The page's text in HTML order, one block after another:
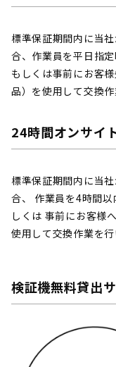
標準保証期間内に当
合、作業員を平日指
もしくは事前にお客
品）を使用して交換作
24時間オンサイ
標準保証期間内に当
合、 作業員を4時間
しくは 事前にお客様
使用して交換作業を行
検証機無料貸出